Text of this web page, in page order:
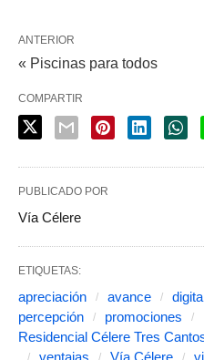
ANTERIOR
« Piscinas para todos
COMPARTIR
PUBLICADO POR
Vía Célere
ETIQUETAS:
apreciación avance
percepción
promociones
Residencial Célere Tres
ventajas
Vía Célere